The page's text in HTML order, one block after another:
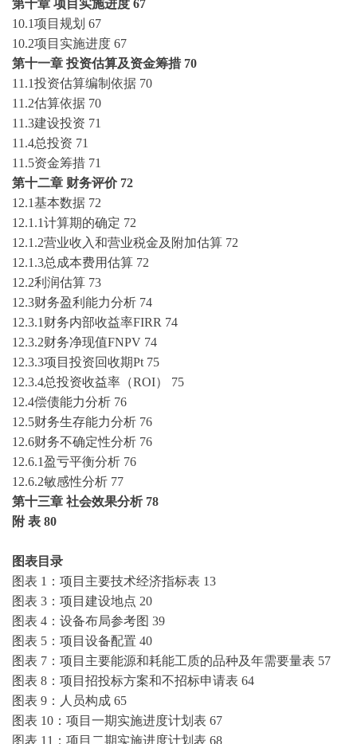
第十章 项目实施进度 67
10.1项目规划 67
10.2项目实施进度 67
第十一章 投资估算及资金筹措 70
11.1投资估算编制依据 70
11.2估算依据 70
11.3建设投资 71
11.4总投资 71
11.5资金筹措 71
第十二章 财务评价 72
12.1基本数据 72
12.1.1计算期的确定 72
12.1.2营业收入和营业税金及附加估算 72
12.1.3总成本费用估算 72
12.2利润估算 73
12.3财务盈利能力分析 74
12.3.1财务内部收益率FIRR 74
12.3.2财务净现值FNPV 74
12.3.3项目投资回收期Pt 75
12.3.4总投资收益率（ROI）
75
12.4偿债能力分析 76
12.5财务生存能力分析 76
12.6财务不确定性分析 76
12.6.1盈亏平衡分析 76
12.6.2敏感性分析 77
第十三章 社会效果分析 78
附 表 80
图表目录
图表 1：项目主要技术经济指标表 13
图表 3：项目建设地点 20
图表 4：设备布局参考图 39
图表 5：项目设备配置 40
图表 7：项目主要能源和耗能工质的品种及年需要量表 57
图表 8：项目招投标方案和不招标申请表 64
图表 9：人员构成 65
图表 10：项目一期实施进度计划表 67
图表 11：项目二期实施进度计划表 68